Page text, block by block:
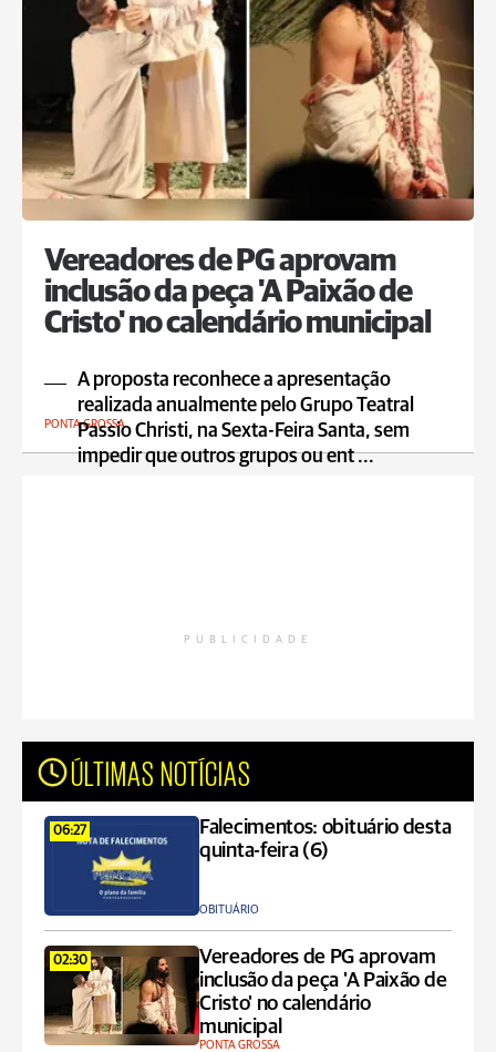
Vereadores de PG aprovam
inclusão da peça 'A Paixão de
Cristo' no calendário municipal
A proposta reconhece a apresentação
realizada anualmente pelo Grupo Teatral
Passio Christi, na Sexta-Feira Santa, sem
impedir que outros grupos ou ent ...
PONTA GROSSA
PUBLICIDADE
ÚLTIMAS NOTÍCIAS
06:27
Falecimentos: obituário desta
quinta-feira (6)
OBITUÁRIO
02:30
Vereadores de PG aprovam
inclusão da peça 'A Paixão de
Cristo' no calendário
municipal
PONTA GROSSA